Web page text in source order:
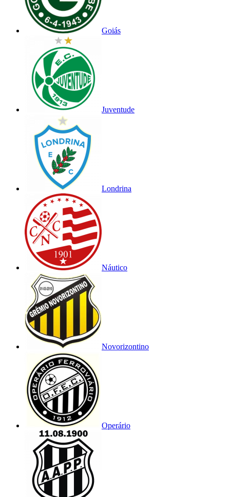
Goiás
Juventude
Londrina
Náutico
Novorizontino
Operário